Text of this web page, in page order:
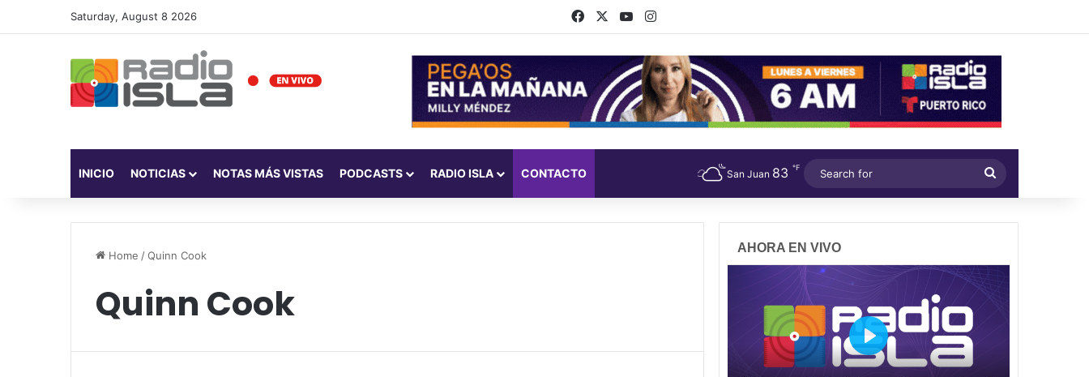
Saturday, August 8 2026 FacebookYouTubeInstagram
INICIO NOTICIAS NOTAS MÁS VISTAS PODCASTS RADIO ISLA CONTACTO San Juan 83 ℉
for
Home /Quinn Cook
Quinn Cook
AHORA EN VIVO
P
l